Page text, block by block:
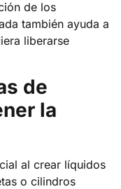
de los
también ayuda a
liberarse
de
la
al crear líquidos
o cilindros